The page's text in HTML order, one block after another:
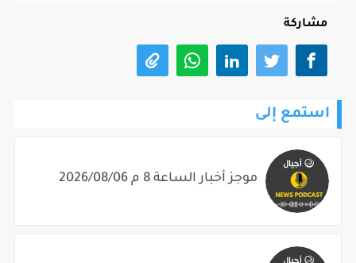
مشاركة
استمع إلى
موجز أخبار الساعة 8 م 2026/08/06